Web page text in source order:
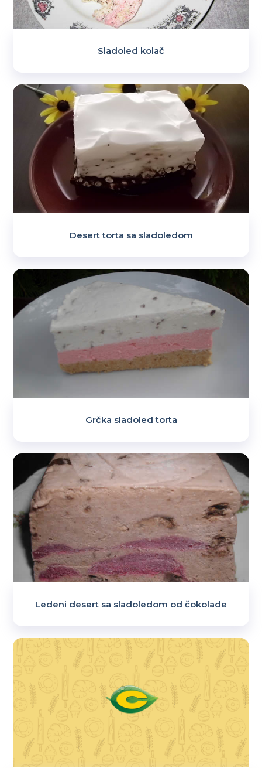
Sladoled kolač
Desert torta sa sladoledom
Grčka sladoled torta
Ledeni desert sa sladoledom od čokolade